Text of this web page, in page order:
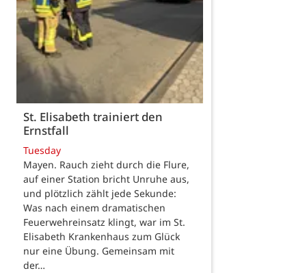
St. Elisabeth trainiert den
Ernstfall
Tuesday
Mayen. Rauch zieht durch die Flure,
auf einer Station bricht Unruhe aus,
und plötzlich zählt jede Sekunde:
Was nach einem dramatischen
Feuerwehreinsatz klingt, war im St.
Elisabeth Krankenhaus zum Glück
nur eine Übung. Gemeinsam mit
der…